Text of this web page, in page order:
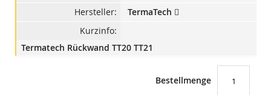
Hersteller:
TermaTech
Kurzinfo:
Termatech Rückwand TT20 TT21
Bestellmenge